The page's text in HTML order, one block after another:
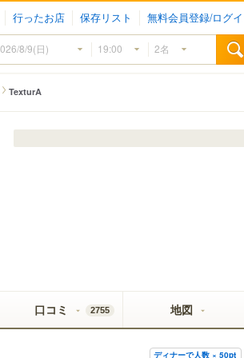
行ったお店 保存リスト 無料会員登録/ログ
TexturA
口コミ 2755 地図
ディナーで人数 × 50pt